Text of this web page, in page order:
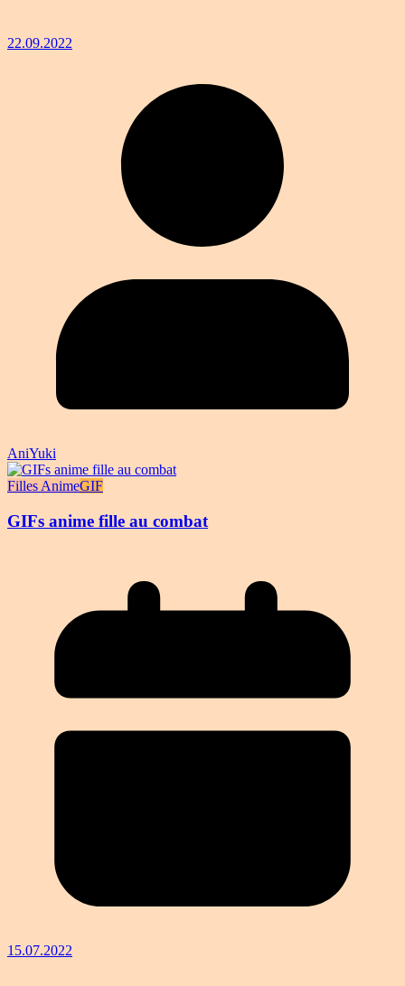
22.09.2022
AniYuki
Filles AnimeGIF
GIFs anime fille au combat
15.07.2022